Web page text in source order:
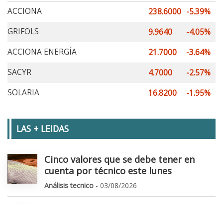
ACCIONA 238.6000 -5.39%
GRIFOLS
9.9640
-4.05%
ACCIONA ENERGÍA
21.7000
-3.64%
SACYR
4.7000
-2.57%
SOLARIA
16.8200 -1.95%
LAS + LEIDAS
Cinco valores que se debe tener en
cuenta por técnico este lunes
Análisis tecnico - 03/08/2026